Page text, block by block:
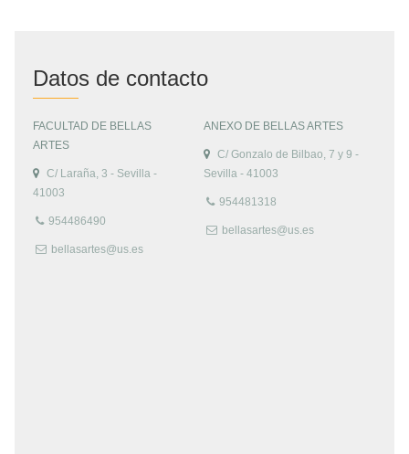
Datos de contacto
FACULTAD DE BELLAS
ARTES
C/ Laraña, 3 - Sevilla -
41003
954486490
bellasartes@us.es
ANEXO DE BELLAS ARTES
C/ Gonzalo de Bilbao, 7 y 9 -
Sevilla - 41003
954481318
bellasartes@us.es